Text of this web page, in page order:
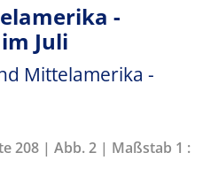
-
Juli
Mittelamerika -
208 | Abb. 2 | Maßstab 1 :